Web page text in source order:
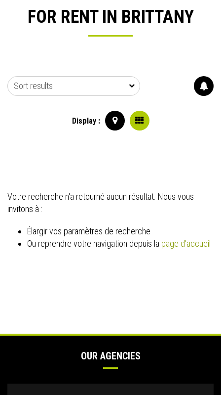
FOR RENT IN BRITTANY
Sort results
Display :
Votre recherche n'a retourné aucun résultat. Nous vous
invitons à :
Élargir vos paramètres de recherche
Ou reprendre votre navigation depuis la page d'accueil
OUR AGENCIES